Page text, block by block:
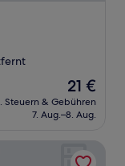
Der
Preis
beträgt
21 €
Steuern & Gebühren
7. Aug.–8. Aug.